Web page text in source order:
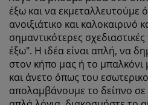
κρεβάτια
έξω και να εκμεταλλευτούμε
ανοιξιάτικο και καλοκαιρινό
σημαντικότερες
έξω". Η ιδέα είναι απλή, να
στον κήπο μας ή το μπαλκόνι
και άνετο όπως του
απολαμβάνουμε το δείπνο σε